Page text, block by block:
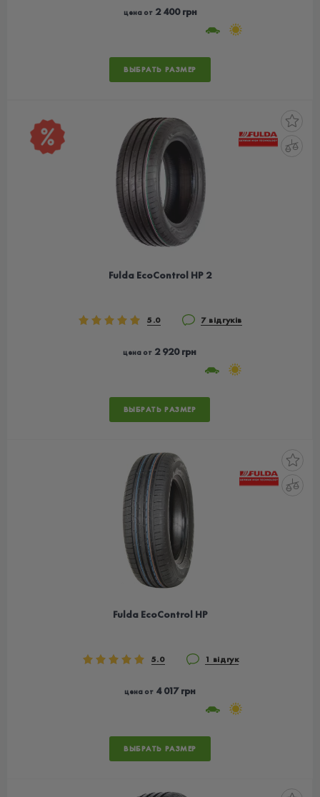
цена от2 400 грн
ВЫБРАТЬ РАЗМЕР
Fulda EcoControl HP 2
5.0 7 відгуків
цена от 2 920 грн
ВЫБРАТЬ РАЗМЕР
Fulda EcoControl HP
5.0 1 відгук
цена от 4 017 грн
ВЫБРАТЬ РАЗМЕР